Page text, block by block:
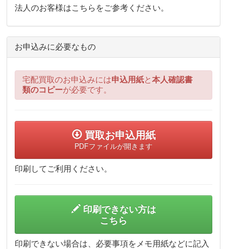
法人のお客様はこちらをご参考ください。
お申込みに必要なもの
宅配買取のお申込みには申込用紙と本人確認書
類のコピーが必要です。
買取お申込用紙
PDFファイルが開きます
印刷してご利用ください。
印刷できない方は
こちら
印刷できない場合は、必要事項をメモ用紙などに記入